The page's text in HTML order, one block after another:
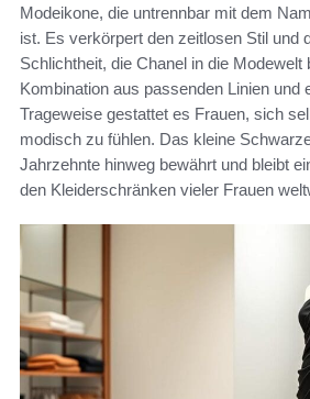
Modeikone, die untrennbar mit dem
ist. Es verkörpert den zeitlosen Stil und
Schlichtheit, die Chanel in die Modewelt
Kombination aus passenden Linien und
Trageweise gestattet es Frauen, sich
modisch zu fühlen. Das kleine
Jahrzehnte hinweg bewährt und bleibt
den Kleiderschränken vieler Frauen